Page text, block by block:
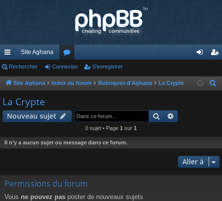
cc
ès
ra
pi
Site Aghana
or
u
s
ne nr
Rechercher Connexion S’enregistrer
Site Aghana Index du forum Rubriques d'Aghana La Crypte
c
h
La Crypte
Nouveau sujet Rechercher
0 sujet • Page 1 sur 1
Il n’y a aucun sujet ou message dans ce forum.
Aller à
Permissions du forum
Vous ne pouvez pas poster de nouveaux sujets